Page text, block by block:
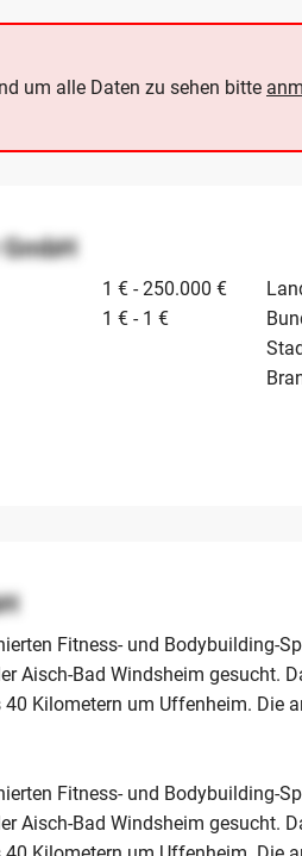
um alle Daten zu sehen bitte
1 € - 250.000 €
1 € - 1 €
Fitness- und Bodybuilding-
Aisch-Bad Windsheim gesucht.
Kilometern um Uffenheim. Die
Fitness- und Bodybuilding-
Aisch-Bad Windsheim gesucht.